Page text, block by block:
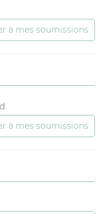
à mes soumissions
à mes soumissions